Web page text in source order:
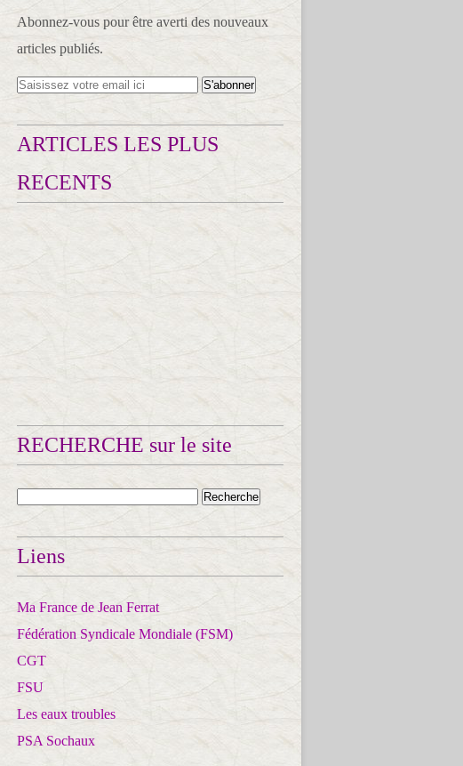
Abonnez-vous pour être averti des nouveaux
articles publiés.
ARTICLES LES PLUS
RECENTS
RECHERCHE sur le site
Liens
Ma France de Jean Ferrat
Fédération Syndicale Mondiale (FSM)
CGT
FSU
Les eaux troubles
PSA Sochaux